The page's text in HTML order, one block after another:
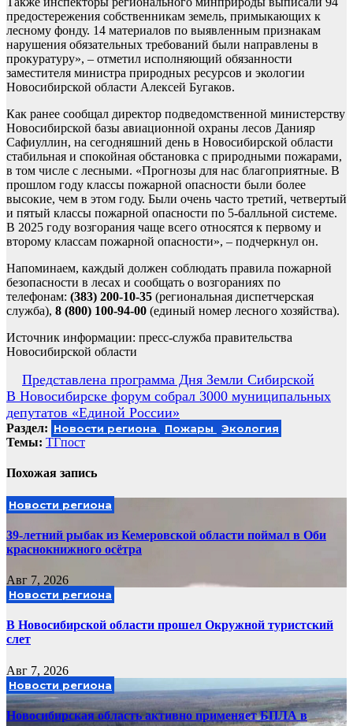
предостережения собственникам земель, примыкающих к
лесному фонду. 14 материалов по выявленным признакам
нарушения обязательных требований были направлены в
прокуратуру», – отметил исполняющий обязанности
заместителя министра природных ресурсов и экологии
Новосибирской области Алексей Бугаков.
Как ранее сообщал директор подведомственной министерству
Новосибирской базы авиационной охраны лесов Данияр
Сафиуллин, на сегодняшний день в Новосибирской области
стабильная и спокойная обстановка с природными пожарами,
в том числе с лесными. «Прогнозы для нас благоприятные. В
прошлом году классы пожарной опасности были более
высокие, чем в этом году. Были очень часто третий, четвертый
и пятый классы пожарной опасности по 5-балльной системе.
В 2025 году возгорания чаще всего относятся к первому и
второму классам пожарной опасности», – подчеркнул он.
Напоминаем, каждый должен соблюдать правила пожарной
безопасности в лесах и сообщать о возгораниях по
телефонам: (383) 200-10-35 (региональная диспетчерская
служба), 8 (800) 100-94-00 (единый номер лесного хозяйства).
Источник информации: пресс-служба правительства
Новосибирской области
Навигация
по
записям
Представлена программа Дня Земли Сибирской
В Новосибирске форум собрал 3000 муниципальных
депутатов «Единой России»
Раздел: Новости региона Пожары Экология
Темы: ТГпост
Похожая запись
Новости региона
39-летний рыбак из Кемеровской области поймал в Оби
краснокнижного осётра
Авг 7, 2026
Новости региона
В Новосибирской области прошел Окружной туристский
слет
Авг 7, 2026
Новости региона
Новосибирская область активно применяет БПЛА в